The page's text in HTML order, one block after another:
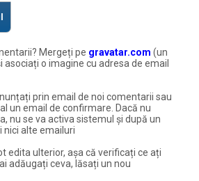
Mergeți pe gravatar.com (un
asociați o imagine cu adresa de email
prin email de noi comentarii sau
un email de confirmare. Dacă nu
nu se va activa sistemul și după un
nici alte emailuri
edita ulterior, așa că verificați ce ați
adăugați ceva, lăsați un nou